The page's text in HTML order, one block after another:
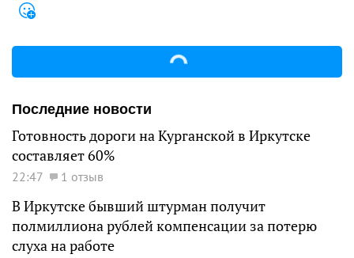
Последние новости
Готовность дороги на Курганской в Иркутске
составляет 60%
22:47 1 отзыв
В Иркутске бывший штурман получит
полмиллиона рублей компенсации за потерю
слуха на работе